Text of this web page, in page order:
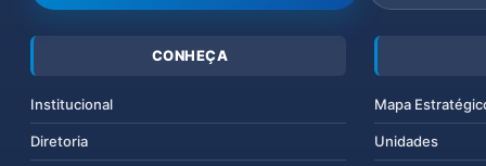
CONHEÇA
Institucional
Diretoria
Mapa
Unidades